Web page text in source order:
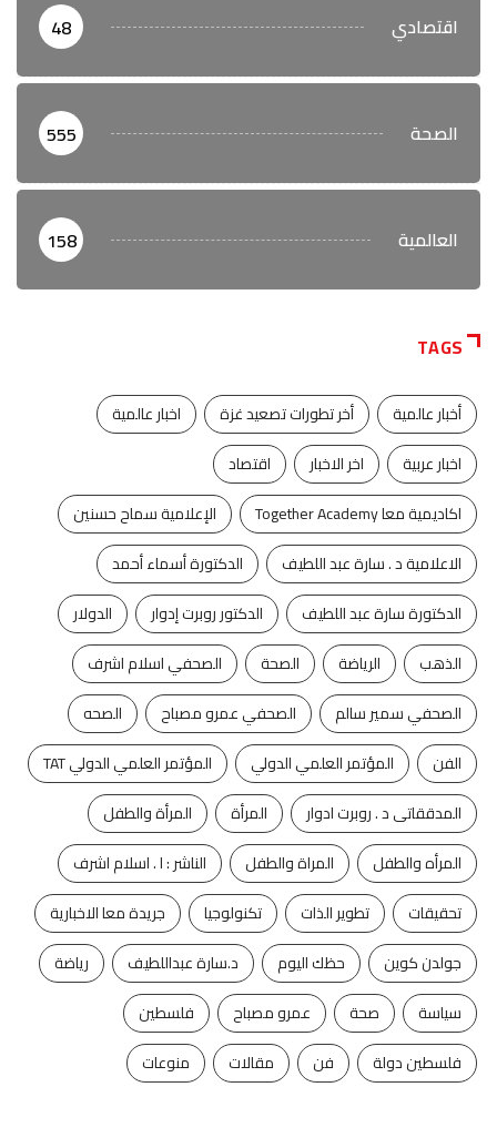
اقتصادي 48
الصحة 555
العالمية 158
TAGS
أخبار عالمية أخر تطورات تصعيد غزة
اخبار عالمية
اخبار عربية
اخر الاخبار
اقتصاد
اكاديمية معا Together Academy
الإعلامية سماح حسنين
الاعلامية د . سارة عبد اللطيف
الدكتورة أسماء أحمد
الدكتورة سارة عبد اللطيف
الدكتور روبرت إدوار
الدولار
الذهب
الرياضة الصحة
الصحفي اسلام اشرف
الصحفي سمير سالم
الصحفي عمرو مصباح
الصحه
الفن
المؤتمر العلمي الدولي
المؤتمر العلمي الدولي TAT
المدققاتى د . روبرت ادوار
المرأة
المرأة والطفل
المرأه والطفل
المراة والطفل
الناشر : ا . اسلام اشرف
تحقيقات
تطوير الذات تكنولوجيا
جريدة معا الاخبارية
جولدن كوين
حظك اليوم د.سارة عبداللطيف
رياضة
سياسة
صحة عمرو مصباح
فلسطين
فلسطين دولة
فن مقالات منوعات